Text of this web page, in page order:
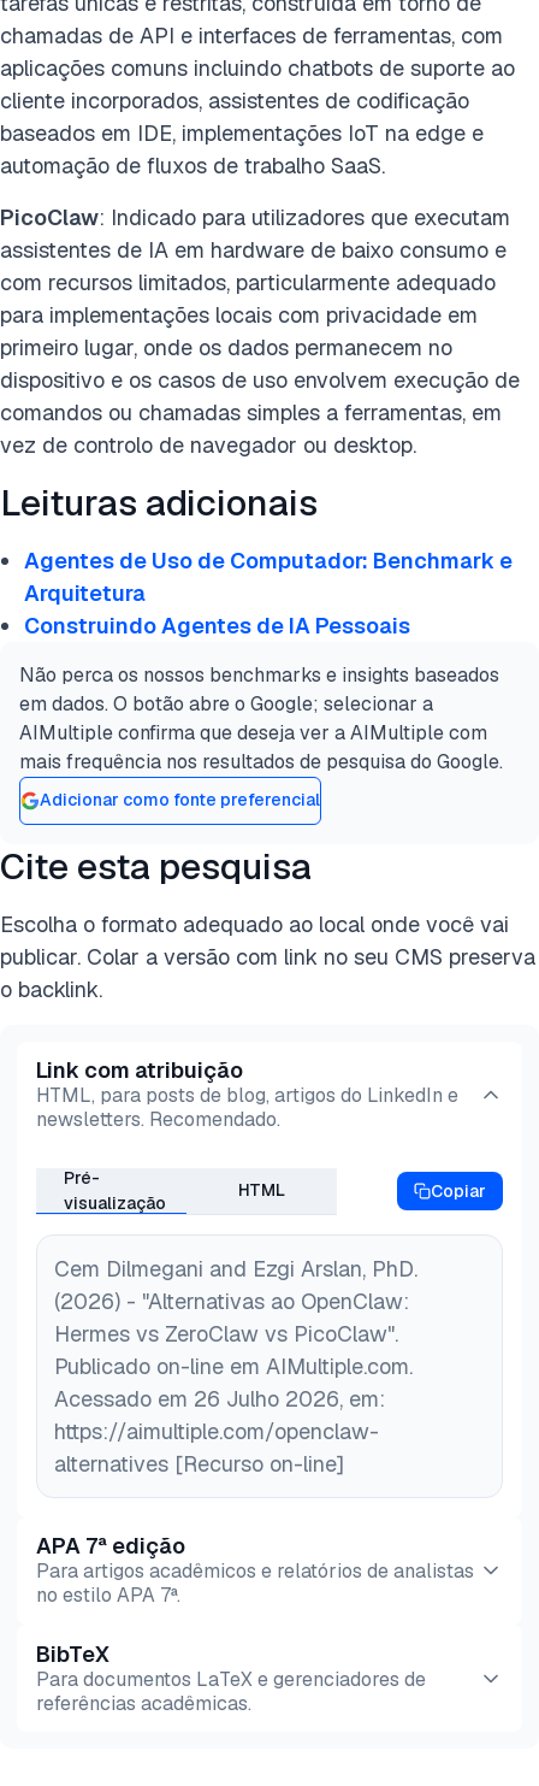
chamadas de API e interfaces de ferramentas, com
aplicações comuns incluindo chatbots de suporte ao
cliente incorporados, assistentes de codificação
baseados em IDE, implementações IoT na edge e
automação de fluxos de trabalho SaaS.
PicoClaw: Indicado para utilizadores que executam
assistentes de IA em hardware de baixo consumo e
com recursos limitados, particularmente adequado
para implementações locais com privacidade em
primeiro lugar, onde os dados permanecem no
dispositivo e os casos de uso envolvem execução de
comandos ou chamadas simples a ferramentas, em
vez de controlo de navegador ou desktop.
Leituras adicionais
Agentes de Uso de Computador: Benchmark e
Arquitetura
Construindo Agentes de IA Pessoais
Não perca os nossos benchmarks e insights baseados
em dados. O botão abre o Google; selecionar a
AIMultiple confirma que deseja ver a AIMultiple com
mais frequência nos resultados de pesquisa do Google.
Adicionar como fonte preferencial
Cite esta pesquisa
Escolha o formato adequado ao local onde você vai
publicar. Colar a versão com link no seu CMS preserva
o backlink.
Link com atribuição
HTML, para posts de blog, artigos do LinkedIn e
newsletters. Recomendado.
Pré-
visualização
HTML Copiar
Cem Dilmegani and Ezgi Arslan, PhD.
(2026) - "Alternativas ao OpenClaw:
Hermes vs ZeroClaw vs PicoClaw".
Publicado on-line em AIMultiple.com.
Acessado em 26 Julho 2026, em:
https://aimultiple.com/openclaw-
alternatives [Recurso on-line]
APA 7ª edição
Para artigos acadêmicos e relatórios de analistas
no estilo APA 7ª.
Pré-
visualização
BibTeX
Para documentos LaTeX e gerenciadores de
referências acadêmicas.